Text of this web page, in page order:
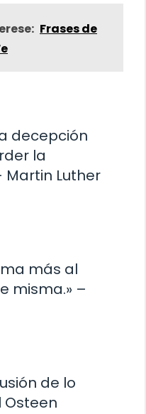
Frases de
decepción
la
Martin Luther
más al
misma.» –
de lo
Osteen